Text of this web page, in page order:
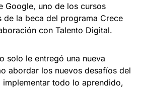
Google, uno de los cursos
de la beca del programa Crece
con Talento Digital.
solo le entregó una nueva
abordar los nuevos desafíos del
implementar todo lo aprendido,